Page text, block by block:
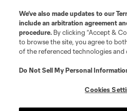
We’ve also made updates to our
include an arbitration agreement
procedure. By clicking “Accept &
to browse the site, you agree to
of the referenced technologies
Do Not Sell My Personal
Cookies